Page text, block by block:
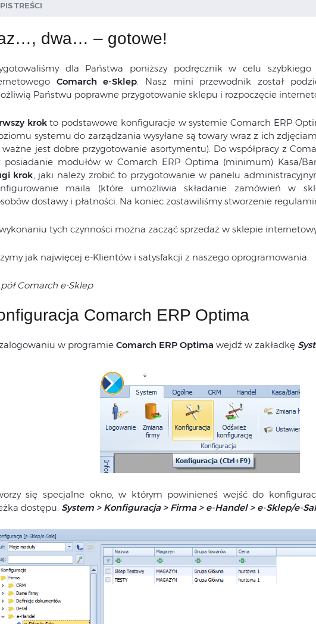
TREŚCI
Edycja kategorii w panelu administracyjnym
Jednostki i kody
Atrybuty
Producent i Marka
Definiowanie zamienników towarowych
Zestawy promocyjne
Rabaty towarów
Zgody kontrahentów
Informacje o dostawie
Synchronizacja ręczna
Synchronizacja automatyczna
dwa… – gotowe!
dla Państwa poniższy podręcznik w celu
Comarch e-Sklep . Nasz mini przewodnik został
Państwu poprawne przygotowanie sklepu i rozpoczęcie
krokto podstawowe konfiguracje w systemie Comarch ERP
systemu do zarządzania wysyłane są towary wraz z ich
jest dobre przygotowanie asortymentu). Do współpracy z
posiadanie modułów w Comarch ERP Optima (minimum) Kasa/
krok , jaki należy zrobić to przygotowanie w panelu
maila (które umożliwia składanie zamówień w
dostawy i płatności. Na koniec zostawiliśmy stworzenie
tych czynności można zacząć sprzedaż w sklepie
jak najwięcej e-Klientów i satysfakcji z naszego oprogramowania.
pół Comarch e-Sklep
Comarch ERP Optima
w programie Comarch ERP Optima wejdź w zakładkę
się specjalne okno, w którym powinieneś wejść do
dostępu: System > Konfiguracja > Firma > e-Handel > e-Sklep/e-